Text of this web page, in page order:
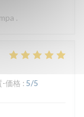
.
-価格 : 5/5